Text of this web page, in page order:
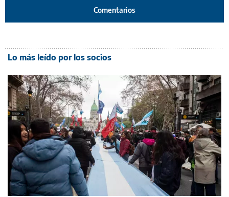
Comentarios
Lo más leído por los socios